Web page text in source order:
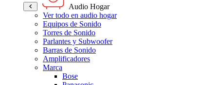
Audio Hogar
Ver todo en audio hogar
Equipos de Sonido
Torres de Sonido
Parlantes y Subwoofer
Barras de Sonido
Amplificadores
Marca
Bose